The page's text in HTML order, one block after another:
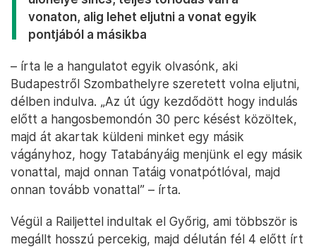
vonaton, alig lehet eljutni a vonat egyik
pontjából a másikba
– írta le a hangulatot egyik olvasónk, aki
Budapestről Szombathelyre szeretett volna eljutni,
délben indulva. „Az út úgy kezdődött hogy indulás
előtt a hangosbemondón 30 perc késést közöltek,
majd át akartak küldeni minket egy másik
vágányhoz, hogy Tatabányáig menjünk el egy másik
vonattal, majd onnan Tatáig vonatpótlóval, majd
onnan tovább vonattal” – írta.
Végül a Railjettel indultak el Győrig, ami többször is
megállt hosszú percekig, majd délután fél 4 előtt írt